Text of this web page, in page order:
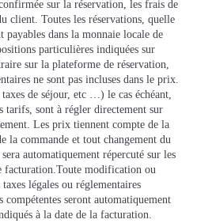
sur la réservation, les frais de
client. Toutes les réservations, quelle
dans la monnaie locale de
particulières indiquées sur
sur la plateforme de réservation,
ne sont pas incluses dans le prix.
de séjour, etc …) le cas échéant,
tarifs, sont à régler directement sur
Les prix tiennent compte de la
la commande et tout changement du
automatiquement répercuté sur les
facturation.Toute modification ou
légales ou réglementaires
compétentes seront automatiquement
à la date de la facturation.